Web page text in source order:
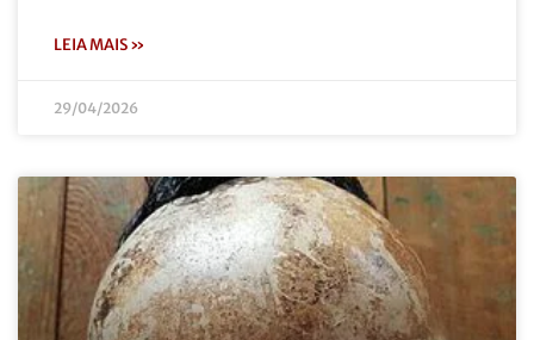
LEIA MAIS »
29/04/2026